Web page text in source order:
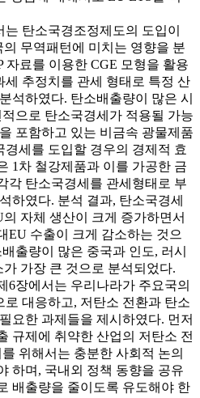
탄소국경조정제도의 도입이
무역패턴에 미치는 영향을 분
자료를 이용한 CGE 모형을 활용
추정치를 관세 형태로 특정 산
석하였다. 탄소배출량이 많은 시
으로 탄소국경세가 적용될 가능
포함하고 있는 비금속 광물제품
세를 도입할 경우의 경제적 효
1차 철강제품과 이를 가공한 금
각 탄소국경세를 관세형태로 부
하였다. 분석 결과, 탄소국경세
자체 생산이 크게 증가하면서
EU 수출이 크게 감소하는 것으
출량이 많은 중국과 인도, 러시
가장 큰 것으로 분석되었다.
6장에서는 우리나라가 주요국의
대응하고, 저탄소 전환과 탄소
요한 과제들을 제시하였다. 먼저
규제에 취약한 산업의 저탄소 전
위해서는 충분한 사회적 논의
하며, 국내외 정책 동향을 공유
배출량을 줄이도록 유도해야 한